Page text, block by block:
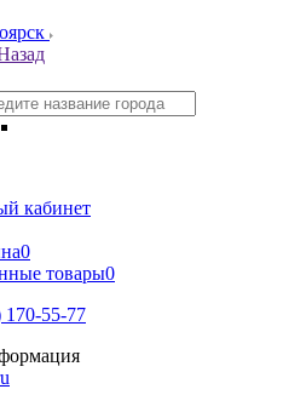
кабинет
0
товары0
170-55-77